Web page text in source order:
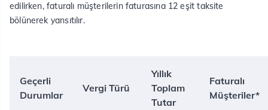
edilirken, faturalı müşterilerin faturasına 12 eşit taksite
bölünerek yansıtılır.
Geçerli
Durumlar
Vergi Türü
Yıllık
Toplam
Tutar
Faturalı
Müşteriler*